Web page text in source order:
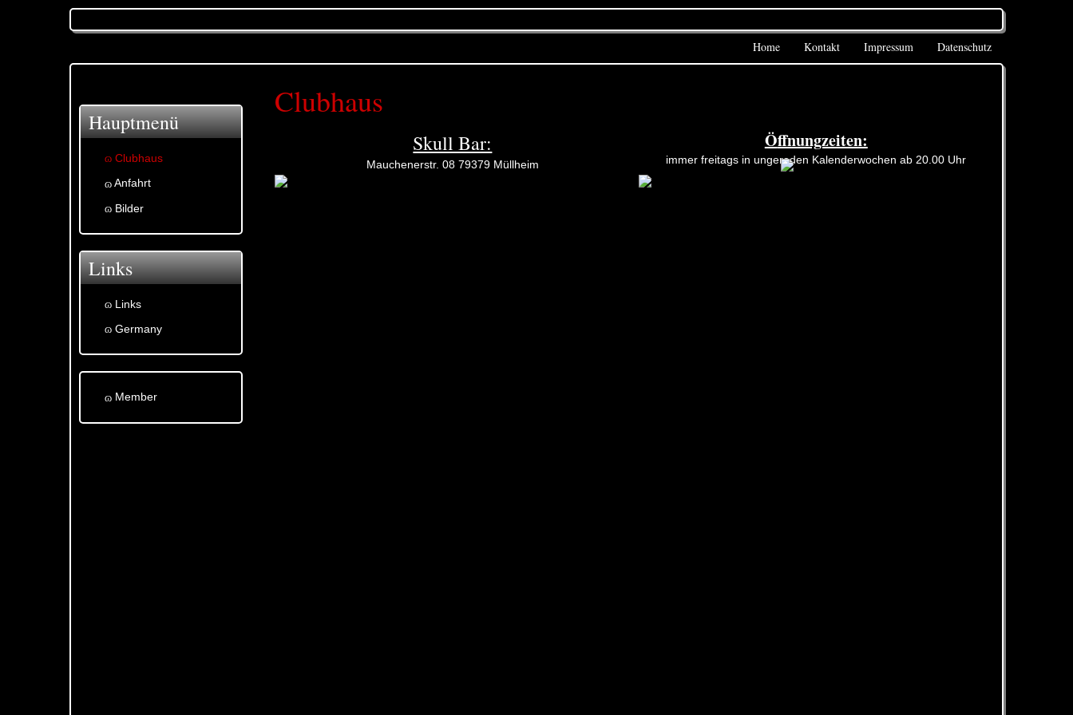
Home Kontakt Impressum Datenschutz
Hauptmenü
Clubhaus
Anfahrt
Bilder
Links
Links
Germany
Member
Clubhaus
Skull Bar:
Mauchenerstr. 08 79379 Müllheim
Öffnungzeiten:
immer freitags in ungeraden Kalenderwochen ab 20.00 Uhr